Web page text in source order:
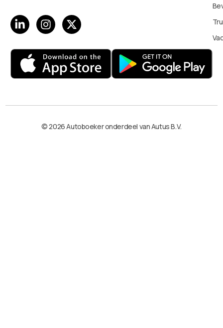
© 2026 Autoboeker onderdeel van Autus B.V.